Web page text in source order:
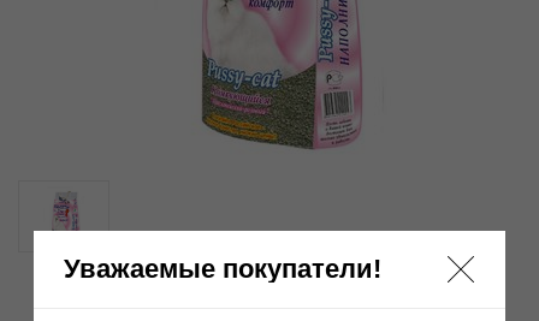
Уважаемые покупатели!